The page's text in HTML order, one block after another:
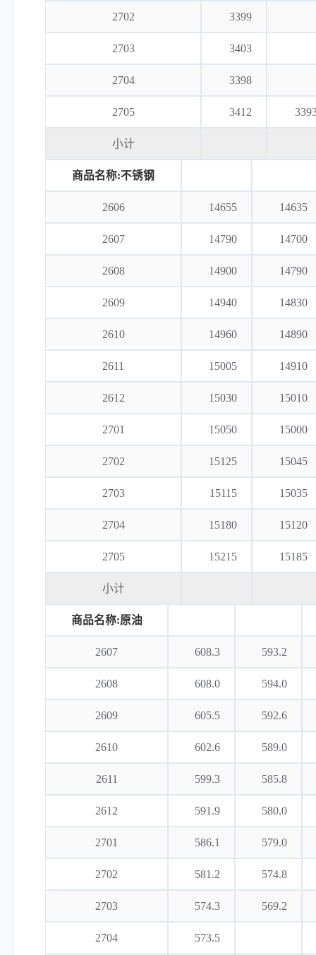
2702 3399
2703 3403
2704 3398
2705 3412
小计
商品名称:不锈钢
2606 14655 14635
2607 14790 14700
2608 14900 14790
2609 14940 14830
2610 14960 14890
2611 15005 14910
2612 15030 15010
2701 15050 15000
2702 15125 15045
2703 15115 15035
2704 15180 15120
2705 15215 15185
小计
商品名称:原油
2607 608.3 593.2
2608 608.0 594.0
2609 605.5 592.6
2610 602.6 589.0
2611 599.3 585.8
2612 591.9 580.0
2701 586.1 579.0
2702 581.2 574.8
2703 574.3 569.2
2704 573.5